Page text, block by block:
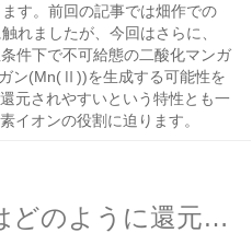
す。前回の記事では畑作での
れましたが、今回はさらに、
件下で不可給態の二酸化マンガ
ン(Mn(Ⅱ))を生成する可能性を
元されやすいという特性とも一
イオンの役割に迫ります。
土壌中でマンガンはどのように還元されるか？